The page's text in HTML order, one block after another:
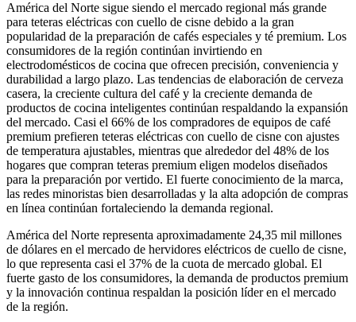
América del Norte sigue siendo el mercado regional más grande
para teteras eléctricas con cuello de cisne debido a la gran
popularidad de la preparación de cafés especiales y té premium. Los
consumidores de la región continúan invirtiendo en
electrodomésticos de cocina que ofrecen precisión, conveniencia y
durabilidad a largo plazo. Las tendencias de elaboración de cerveza
casera, la creciente cultura del café y la creciente demanda de
productos de cocina inteligentes continúan respaldando la expansión
del mercado. Casi el 66% de los compradores de equipos de café
premium prefieren teteras eléctricas con cuello de cisne con ajustes
de temperatura ajustables, mientras que alrededor del 48% de los
hogares que compran teteras premium eligen modelos diseñados
para la preparación por vertido. El fuerte conocimiento de la marca,
las redes minoristas bien desarrolladas y la alta adopción de compras
en línea continúan fortaleciendo la demanda regional.
América del Norte representa aproximadamente 24,35 mil millones
de dólares en el mercado de hervidores eléctricos de cuello de cisne,
lo que representa casi el 37% de la cuota de mercado global. El
fuerte gasto de los consumidores, la demanda de productos premium
y la innovación continua respaldan la posición líder en el mercado
de la región.